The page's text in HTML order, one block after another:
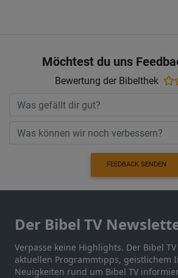
Möchtest du uns
Bewertung der Bibelthek
FEEDBACK SENDEN
Der Bibel TV
Verpasse keine Highlights. Der Bibel
aktuellen Programmtipps, geistlichem
Neuigkeiten rund um Bibel TV